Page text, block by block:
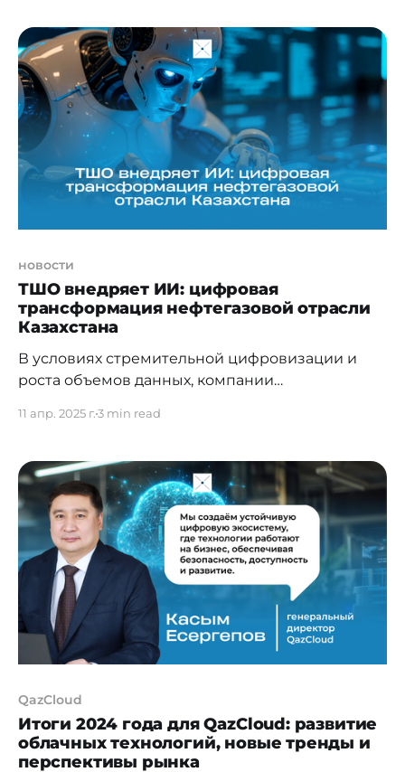
Проектная группа объединяет представителей
Министерства транспорта, финансов, сельского
хозяйства, торговли и интеграции, Комитета
государственных доходов, НПП «Атамекен», АО
«Қазақстан темір жолы», а также ключевых
игроков авиа и логистического рынков. Цель
группы — выработка системных
новости
ТШО внедряет ИИ: цифровая
трансформация нефтегазовой отрасли
Казахстана
В условиях стремительной цифровизации и
роста объемов данных, компании
необходимостью интеграции
бизнес-процессы. Компания «Тенгизшевройл»
(ТШО), один из лидеров нефтегазовой отрасли
Казахстана, демонстрирует системный подход к
внедрению искусственного интеллекта (ИИ) и
аналитики данных, прокладывая путь к более
эффективному, безопасному и устойчивому
производству. О
11 апр. 2025 г.3 min read
QazCloud
Итоги 2024 года для QazCloud: развитие
облачных технологий, новые тренды и
перспективы рынка